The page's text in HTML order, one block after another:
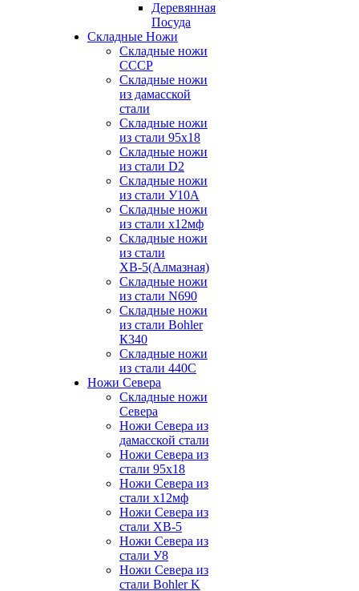
Деревянная
Посуда
Складные Ножи
Cкладные ножи
СССР
Складные ножи
из дамасской
стали
Складные ножи
из стали 95х18
Складные ножи
из стали D2
Складные ножи
из стали У10А
Складные ножи
из стали х12мф
Складные ножи
из стали
ХВ-5(Алмазная)
Складные ножи
из стали N690
Складные ножи
из стали Bohler
К340
Складные ножи
из стали 440С
Ножи Севера
Складные ножи
Севера
Ножи Севера из
дамасской стали
Ножи Севера из
стали 95х18
Ножи Севера из
стали х12мф
Ножи Севера из
стали ХВ-5
Ножи Севера из
стали У8
Ножи Севера из
стали Bohler K